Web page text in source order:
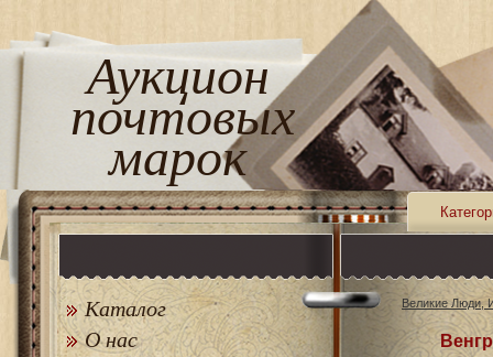
Аукцион
почтовых
марок
Каталог
О нас
Великие Люди,